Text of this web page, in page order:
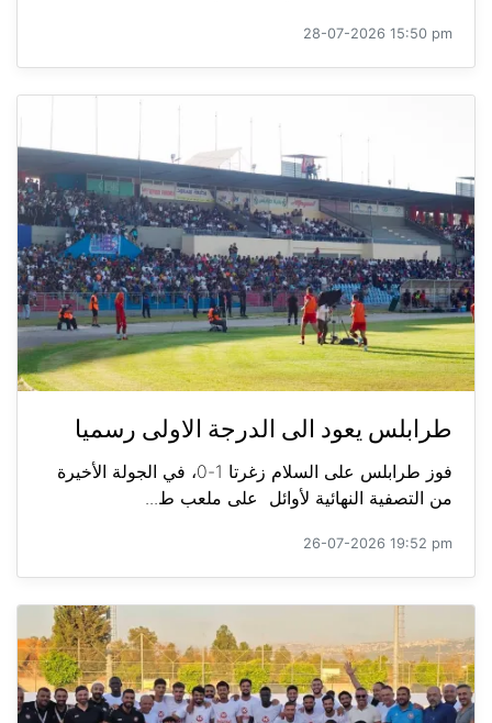
28-07-2026 15:50 pm
طرابلس يعود الى الدرجة الاولى رسميا
فوز طرابلس على السلام زغرتا 1-0، في الجولة الأخيرة
من التصفية النهائية لأوائل على ملعب ط...
26-07-2026 19:52 pm